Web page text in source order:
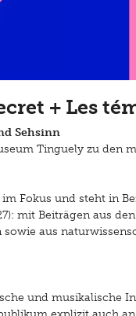
+ Les
Sehsinn
Tinguely zu den
Fokus und steht in
mit Beiträgen aus
aus
und musikalische